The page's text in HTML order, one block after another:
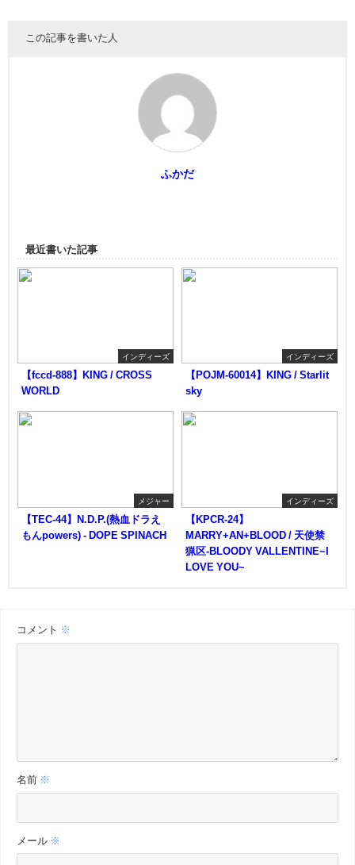
この記事を書いた人
ふかだ
最近書いた記事
インディーズ
【fccd-888】KING / CROSS
WORLD
インディーズ
【POJM-60014】KING / Starlit
sky
メジャー
【TEC-44】N.D.P.(熱血ドラえ
もんpowers) - DOPE SPINACH
インディーズ
【KPCR-24】
MARRY+AN+BLOOD / 天使禁
猟区-BLOODY VALLENTINE~I
LOVE YOU~
コメント ※
名前 ※
メール ※